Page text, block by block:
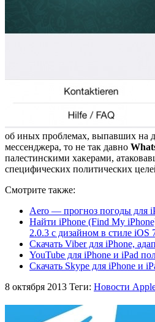
об иных проблемах, выпавших на
мессенджера, то не так давно
палестинскими хакерами,
специфических политических
Смотрите также:
Aero — прогноз погоды для
Найти iPhone (Find My
2.0.3 с дизайном в стиле iOS
Скачать Viber для iPhone,
YouTube для iPhone и iPad
Скачать Skype для iPhone и
8 октября 2013 Теги: Новости